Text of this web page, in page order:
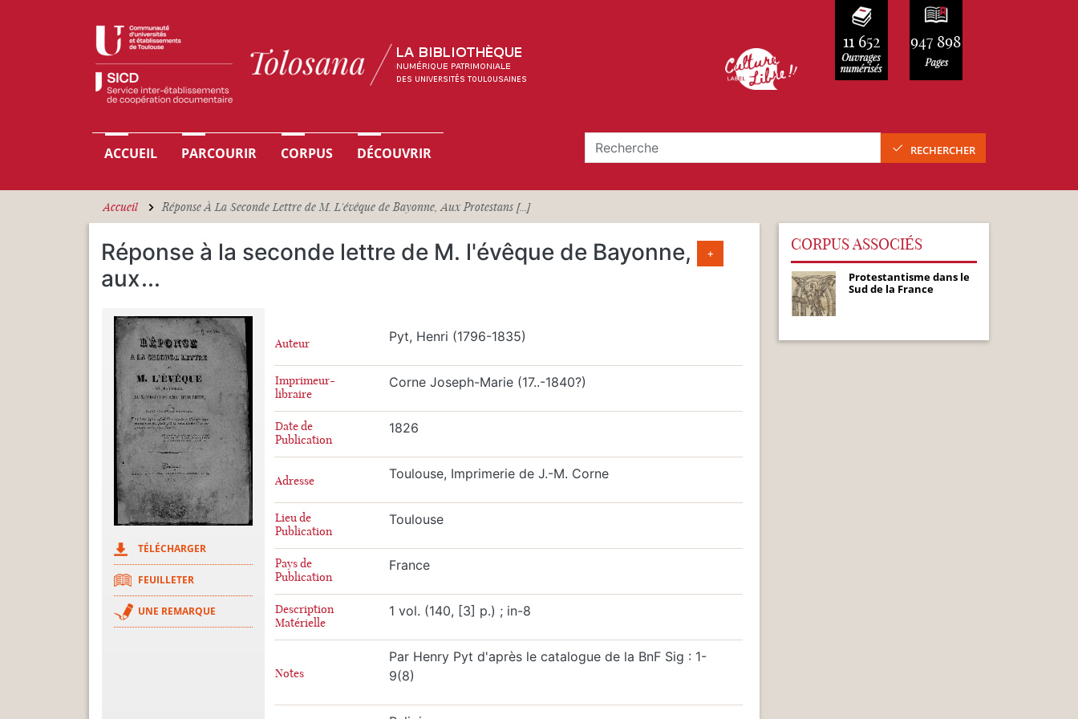
11 652 947 898
Navigation principale
ACCUEIL PARCOURIR CORPUS DÉCOUVRIR RECHERCHER
Accueil Réponse À La Seconde Lettre de M. L'évêque de Bayonne, Aux Protestans [...]
Réponse à la seconde lettre de M. l'évêque de Bayonne,
aux...
+
TÉLÉCHARGER
FEUILLETER
UNE REMARQUE
Auteur Pyt, Henri (1796-1835)
Imprimeur-
libraire
Corne Joseph-Marie (17..-1840?)
Date de
Publication
1826
Adresse Toulouse, Imprimerie de J.-M. Corne
Lieu de
Publication
Toulouse
Pays de
Publication
France
Description
Matérielle
1 vol. (140, [3] p.) ; in-8
Notes
Par Henry Pyt d'après le catalogue de la BnF Sig : 1-
9(8)
CORPUS ASSOCIÉS
Protestantisme dans le
Sud de la France